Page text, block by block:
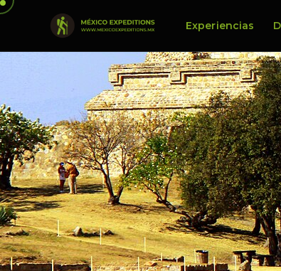
Experiencias